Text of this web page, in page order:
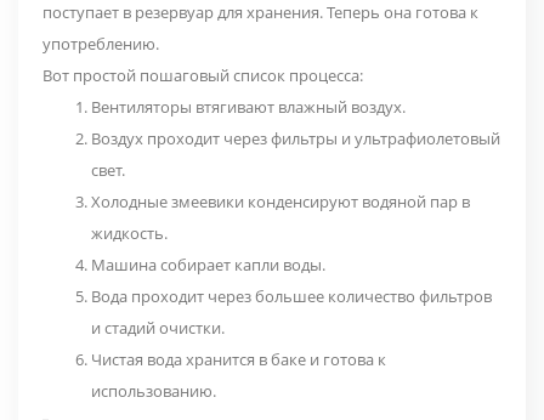
поступает в резервуар для хранения. Теперь она готова к
употреблению.
Вот простой пошаговый список процесса:
Вентиляторы втягивают влажный воздух.
Воздух проходит через фильтры и ультрафиолетовый
свет.
Холодные змеевики конденсируют водяной пар в
жидкость.
Машина собирает капли воды.
Вода проходит через большее количество фильтров
и стадий очистки.
Чистая вода хранится в баке и готова к
использованию.